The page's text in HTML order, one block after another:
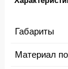
Габариты
Материал